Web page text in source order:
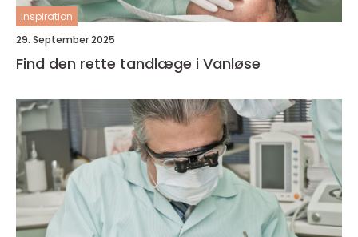
inspiration
29. September 2025
Find den rette tandlæge i Vanløse